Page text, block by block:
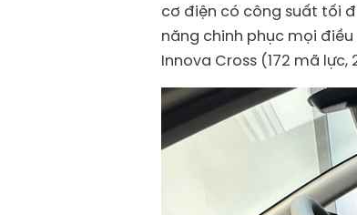
cơ điện có công suất tối
năng chinh phục mọi
Innova Cross (172 mã lực,